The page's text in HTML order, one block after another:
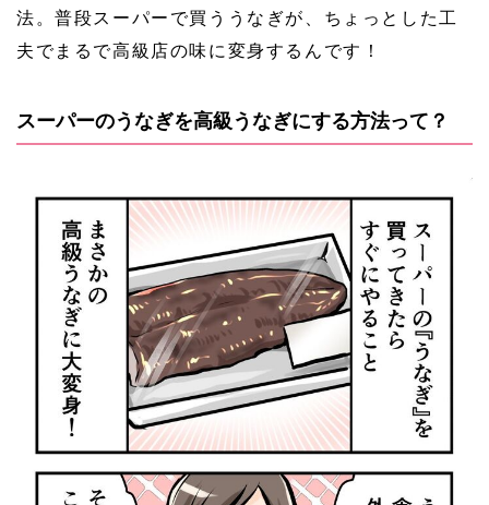
法。普段スーパーで買ううなぎが、ちょっとした工
夫でまるで高級店の味に変身するんです！
スーパーのうなぎを高級うなぎにする方法って？